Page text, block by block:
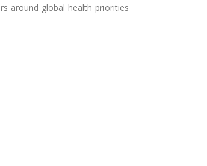
around global health priorities